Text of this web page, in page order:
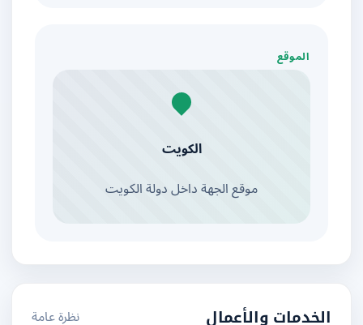
الموقع
الكويت
موقع الجهة داخل دولة الكويت
الخدمات والأعمال نظرة عامة